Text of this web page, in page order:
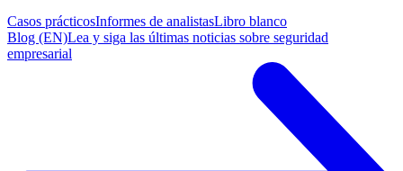
Casos prácticosInformes de analistasLibro blanco
Blog (EN)Lea y siga las últimas noticias sobre seguridad
empresarial